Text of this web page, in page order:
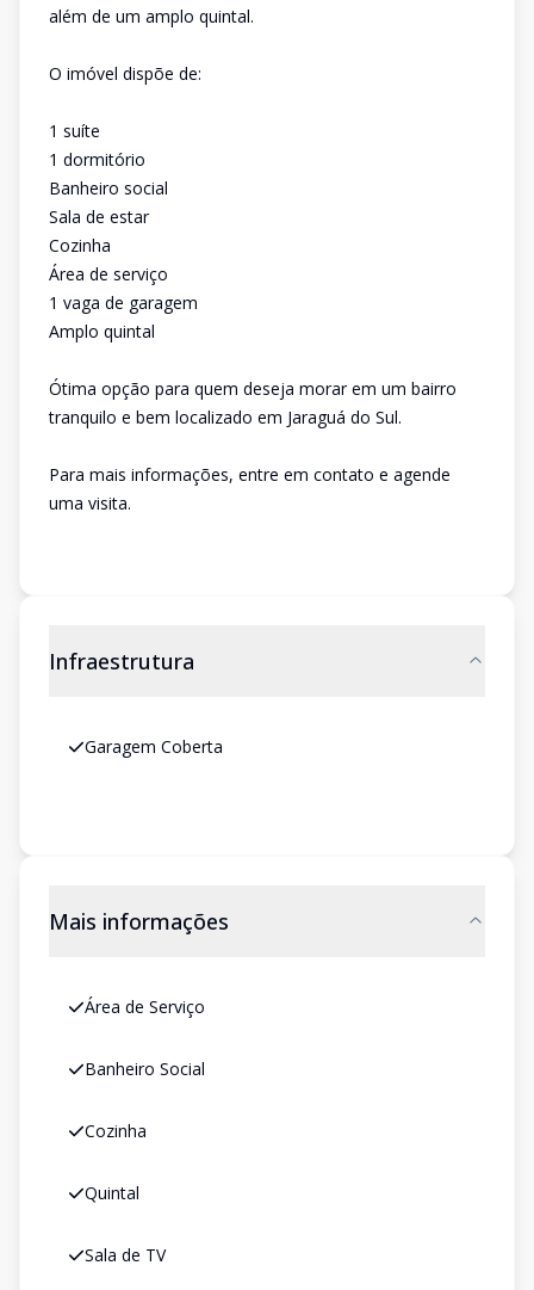
além de um amplo quintal.
O imóvel dispõe de:
1 suíte
1 dormitório
Banheiro social
Sala de estar
Cozinha
Área de serviço
1 vaga de garagem
Amplo quintal
Ótima opção para quem deseja morar em um bairro
tranquilo e bem localizado em Jaraguá do Sul.
Para mais informações, entre em contato e agende
uma visita.
Infraestrutura
Garagem Coberta
Mais informações
Área de Serviço
Banheiro Social
Cozinha
Quintal
Sala de TV